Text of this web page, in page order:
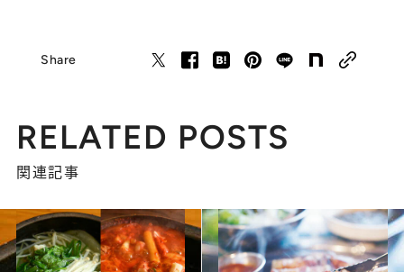
Share
RELATED POSTS
関連記事